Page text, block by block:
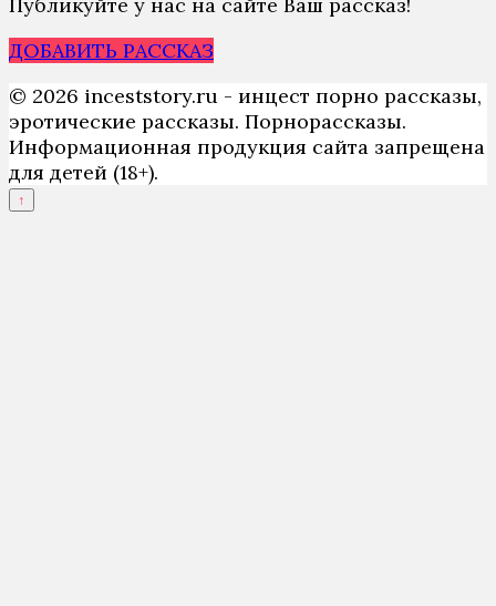
ДОБАВИТЬ РАССКАЗ
© 2026 inceststory.ru - инцест порно рассказы,
эротические рассказы. Порнорассказы.
Информационная продукция сайта запрещена
для детей (18+).